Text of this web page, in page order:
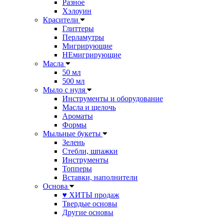
Разное
Хэлоуин
Красители
Глиттеры
Перламутры
Мигрирующие
НЕмигрирующие
Масла
50 мл
500 мл
Мыло с нуля
Инструменты и оборудование
Масла и щелочь
Ароматы
Формы
Мыльные букеты
Зелень
Стебли, шпажки
Инструменты
Топперы
Вставки, наполнители
Основа
♥ ХИТЫ продаж
Твердые основы
Другие основы